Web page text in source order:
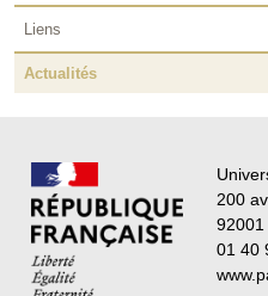
Liens
Actualités
200
92001
01 40